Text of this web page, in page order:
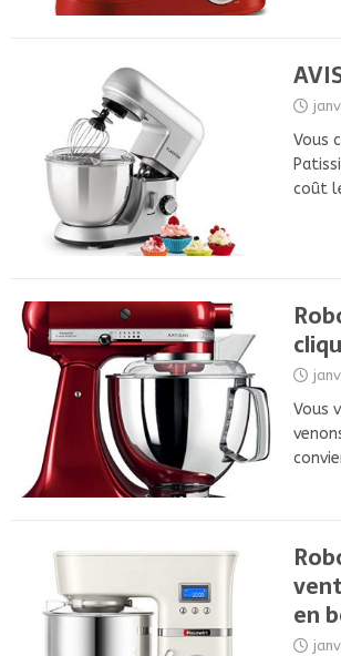
Vous
coût
Vous
en